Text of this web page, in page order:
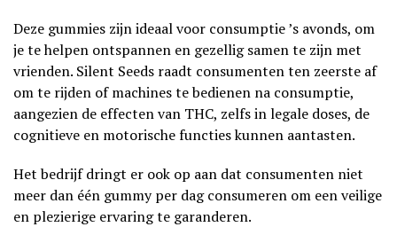
Deze gummies zijn ideaal voor consumptie ’s avonds, om
je te helpen ontspannen en gezellig samen te zijn met
vrienden. Silent Seeds raadt consumenten ten zeerste af
om te rijden of machines te bedienen na consumptie,
aangezien de effecten van THC, zelfs in legale doses, de
cognitieve en motorische functies kunnen aantasten.
Het bedrijf dringt er ook op aan dat consumenten niet
meer dan één gummy per dag consumeren om een veilige
en plezierige ervaring te garanderen.